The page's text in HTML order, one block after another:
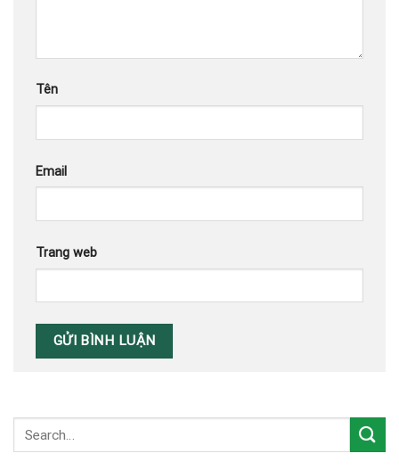
Tên
Email
Trang web